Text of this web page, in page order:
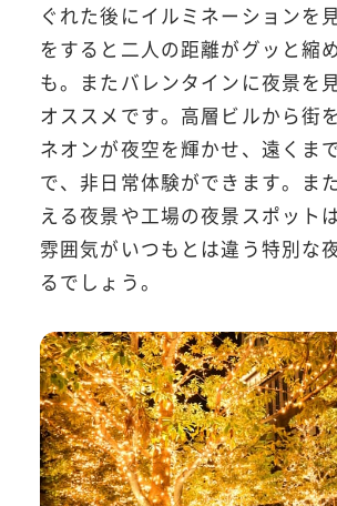
ぐれた後にイルミネーションを
をすると二人の距離がグッと縮
も。またバレンタインに夜景を
オススメです。高層ビルから街
ネオンが夜空を輝かせ、遠くま
で、非日常体験ができます。ま
える夜景や工場の夜景スポット
雰囲気がいつもとは違う特別な
るでしょう。